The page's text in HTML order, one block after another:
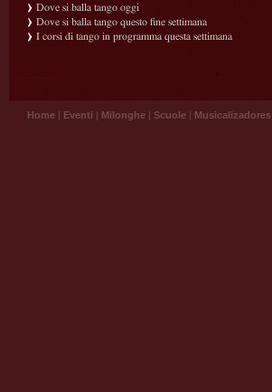
Dove si balla tango oggi
Dove si balla tango questo fine settimana
I corsi di tango in programma questa settimana
Home | Eventi | Milonghe | Scuole | Musicalizadores